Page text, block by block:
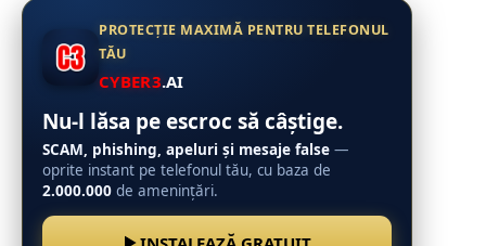
PROTECȚIE MAXIMĂ PENTRU TELEFONUL
TĂU
CYBER3.AI
Nu-l lăsa pe escroc să câștige.
SCAM, phishing, apeluri și mesaje false —
oprite instant pe telefonul tău, cu baza de
2.000.000 de amenințări.